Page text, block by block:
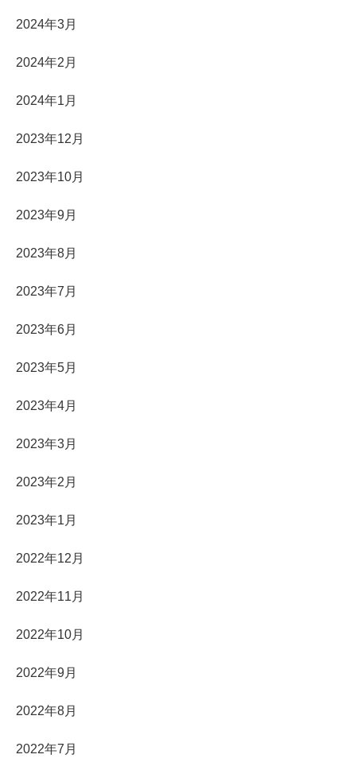
2024年3月
2024年2月
2024年1月
2023年12月
2023年10月
2023年9月
2023年8月
2023年7月
2023年6月
2023年5月
2023年4月
2023年3月
2023年2月
2023年1月
2022年12月
2022年11月
2022年10月
2022年9月
2022年8月
2022年7月